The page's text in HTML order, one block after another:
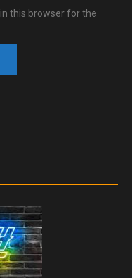
this browser for the